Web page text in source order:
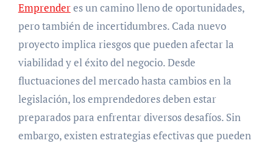
Emprenderes un camino lleno de oportunidades,
pero también de incertidumbres. Cada nuevo
proyecto implica riesgos que pueden afectar la
viabilidad y el éxito del negocio. Desde
fluctuaciones del mercado hasta cambios en la
legislación, los emprendedores deben estar
preparados para enfrentar diversos desafíos. Sin
embargo, existen estrategias efectivas que pueden